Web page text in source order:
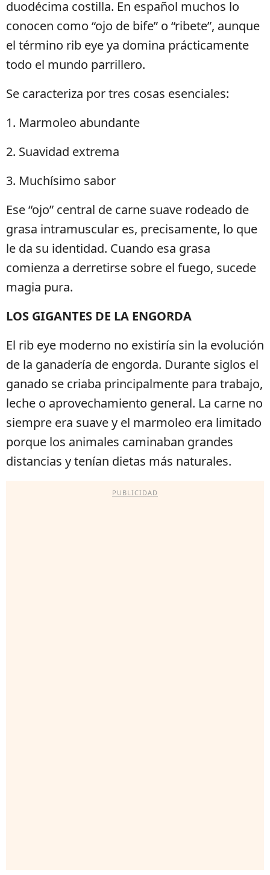
duodécima costilla. En español muchos lo
conocen como “ojo de bife” o “ribete”, aunque
el término rib eye ya domina prácticamente
todo el mundo parrillero.
Se caracteriza por tres cosas esenciales:
1. Marmoleo abundante
2. Suavidad extrema
3. Muchísimo sabor
Ese “ojo” central de carne suave rodeado de
grasa intramuscular es, precisamente, lo que
le da su identidad. Cuando esa grasa
comienza a derretirse sobre el fuego, sucede
magia pura.
LOS GIGANTES DE LA ENGORDA
El rib eye moderno no existiría sin la evolución
de la ganadería de engorda. Durante siglos el
ganado se criaba principalmente para trabajo,
leche o aprovechamiento general. La carne no
siempre era suave y el marmoleo era limitado
porque los animales caminaban grandes
distancias y tenían dietas más naturales.
PUBLICIDAD